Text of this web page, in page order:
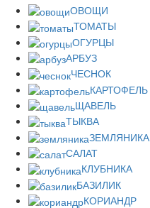
ОВОЩИ
ТОМАТЫ
ОГУРЦЫ
АРБУЗ
ЧЕСНОК
КАРТОФЕЛЬ
ЩАВЕЛЬ
ТЫКВА
ЗЕМЛЯНИКА
САЛАТ
КЛУБНИКА
БАЗИЛИК
КОРИАНДР